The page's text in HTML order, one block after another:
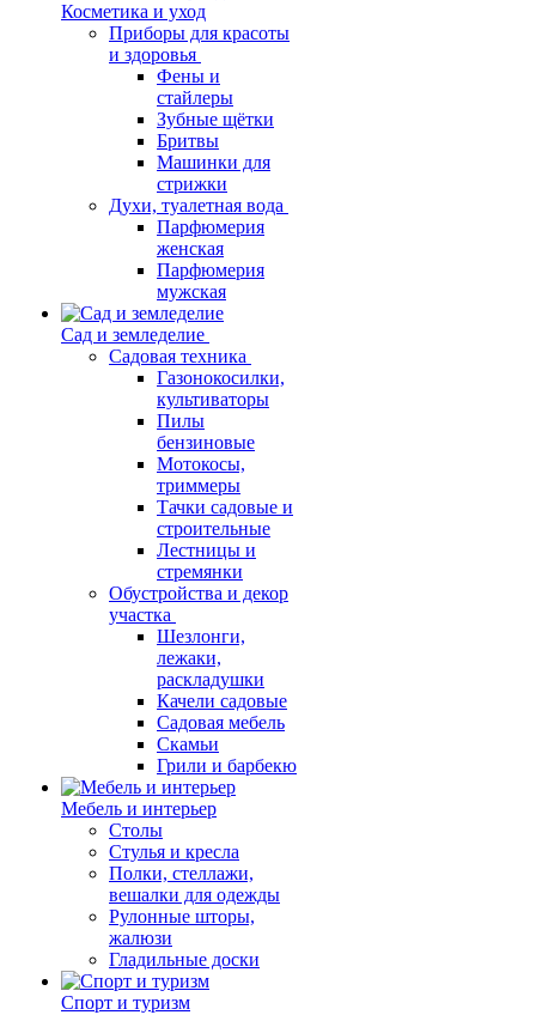
Косметика и уход
Приборы для красоты
и здоровья
Фены и
стайлеры
Зубные щётки
Бритвы
Машинки для
стрижки
Духи, туалетная вода
Парфюмерия
женская
Парфюмерия
мужская
Сад и земледелие
Садовая техника
Газонокосилки,
культиваторы
Пилы
бензиновые
Мотокосы,
триммеры
Тачки садовые и
строительные
Лестницы и
стремянки
Обустройства и декор
участка
Шезлонги,
лежаки,
раскладушки
Качели садовые
Садовая мебель
Скамьи
Грили и барбекю
Мебель и интерьер
Столы
Стулья и кресла
Полки, стеллажи,
вешалки для одежды
Рулонные шторы,
жалюзи
Гладильные доски
Спорт и туризм